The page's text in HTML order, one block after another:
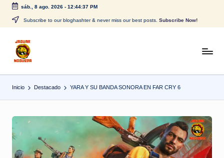
Saltar
contenido
sáb., 8 ago. 2026- 12:44:37 PM
Subscribe to our bloghashter & never miss our best posts. Subscribe Now!
J
a
g
a
r
CONTENIDO
Inicio Destacado YARA Y SU BANDA SONORA EN FAR CRY 6